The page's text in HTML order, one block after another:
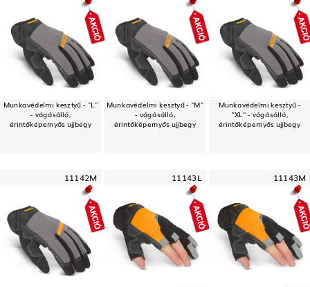
Munkavédelmi kesztyű - "L"
- vágásálló,
érintőképernyős ujjbegy
Munkavédelmi kesztyű - "M"
- vágásálló,
érintőképernyős ujjbegy
Munkavédelmi kesztyű -
"XL" - vágásálló,
érintőképernyős ujjbegy
11142M 11143L 11143M